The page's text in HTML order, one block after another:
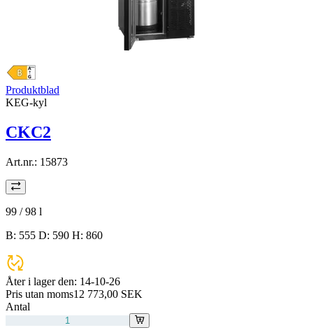
Produktblad
KEG-kyl
CKC2
Art.nr.: 15873
99 / 98 l
B: 555 D: 590 H: 860
Åter i lager den: 14-10-26
Pris utan moms12 773,00 SEK
Antal